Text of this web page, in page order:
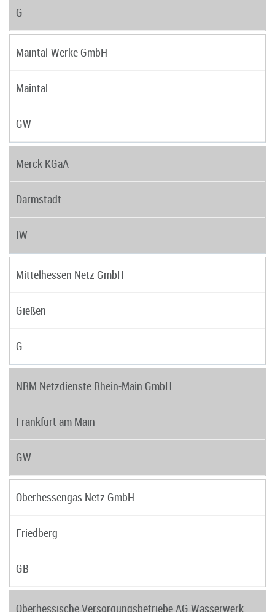
G
Maintal-Werke GmbH
Maintal
GW
Merck KGaA
Darmstadt
IW
Mittelhessen Netz GmbH
Gießen
G
NRM Netzdienste Rhein-Main GmbH
Frankfurt am Main
GW
Oberhessengas Netz GmbH
Friedberg
GB
Oberhessische Versorgungsbetriebe AG Wasserwerk